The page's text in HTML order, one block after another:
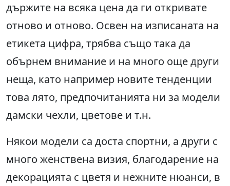
държите на всяка цена да ги откривате
отново и отново. Освен на изписаната на
етикета цифра, трябва също така да
обърнем внимание и на много още други
неща, като например новите тенденции
това лято, предпочитанията ни за модели
дамски чехли, цветове и т.н.
Някои модели са доста спортни, а други с
много женствена визия, благодарение на
декорацията с цветя и нежните нюанси, в